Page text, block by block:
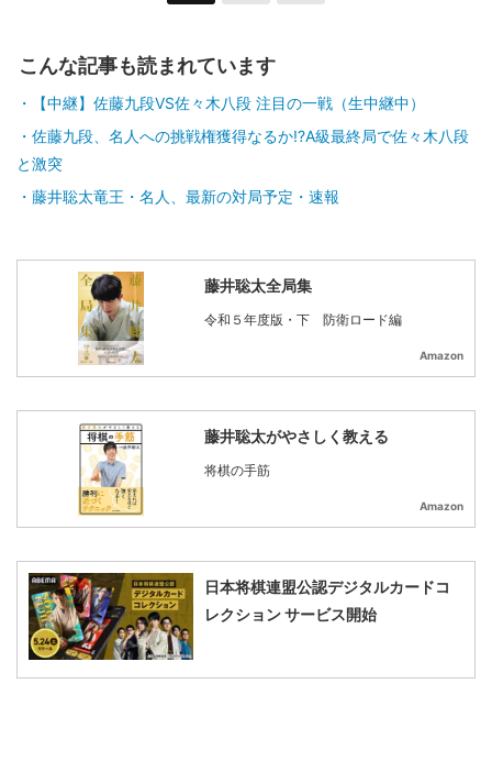
こんな記事も読まれています
【中継】佐藤九段VS佐々木八段 注目の一戦（生中継中）
佐藤九段、名人への挑戦権獲得なるか!?A級最終局で佐々木八段
と激突
藤井聡太竜王・名人、最新の対局予定・速報
藤井聡太全局集
令和５年度版・下 防衛ロード編
Amazon
藤井聡太がやさしく教える
将棋の手筋
Amazon
日本将棋連盟公認デジタルカードコ
レクション サービス開始